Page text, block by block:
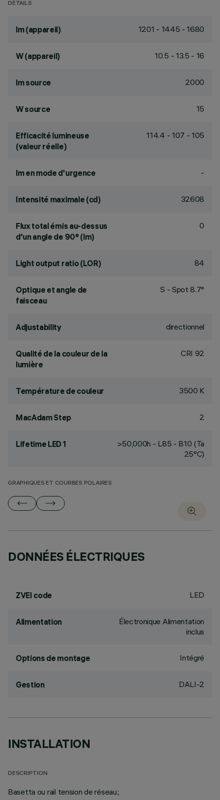
DÉTAILS
lm (appareil) 1201 - 1445 - 1680
W (appareil) 10.5 - 13.5 - 16
lm source 2000
W source 15
Efficacité lumineuse
(valeur réelle)
114.4 - 107 - 105
lm en mode d'urgence -
Intensité maximale (cd) 32608
Flux total émis au-dessus
d'un angle de 90° (lm)
0
Light output ratio (LOR) 84
Optique et angle de
faisceau
S - Spot 8.7°
Adjustability directionnel
Qualité de la couleur de la
lumière
CRI 92
Température de couleur 3500 K
MacAdam Step 2
Lifetime LED 1
>50,000h - L85 - B10 (Ta
25°C)
GRAPHIQUES ET COURBES POLAIRES
DONNÉES ÉLECTRIQUES
ZVEI code LED
Alimentation
Électronique Alimentation
inclus
Options de montage Intégré
Gestion DALI-2
INSTALLATION
DESCRIPTION
Basetta ou rail tension de réseau.;